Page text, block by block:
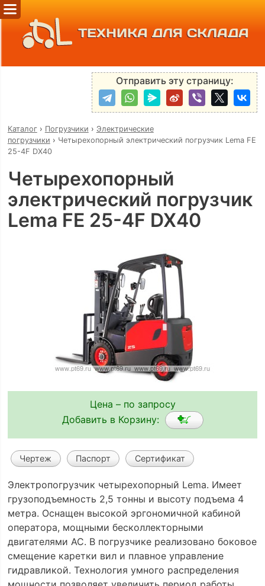
ТЕХНИКА ДЛЯ СКЛАДА
Отправить эту страницу:
Каталог› Погрузчики › Электрические
погрузчики › Четырехопорный электрический погрузчик Lema FE
25-4F DX40
Четырехопорный
электрический погрузчик
Lema FE 25-4F DX40
Цена – по запросу
Добавить в Корзину:
Чертеж Паспорт Сертификат
Электропогрузчик четырехопорный Lema. Имеет
грузоподъемность 2,5 тонны и высоту подъема 4
метра. Оснащен высокой эргономичной кабиной
оператора, мощными бесколлекторными
двигателями АС. В погрузчике реализовано боковое
смещение каретки вил и плавное управление
гидравликой. Технология умного распределения